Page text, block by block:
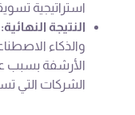
استراتيجية
النتيجة النهائية:
والذكاء
الأرشفة بسبب
الشركات التي